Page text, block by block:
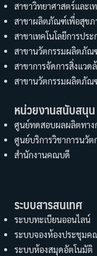
สาขาวิทยาศาสตร์และเ
สาขาผลิตภัณฑ์เพื่อสุขภ
สาขาเทคโนโลยีการปร
สาขานวัตกรรมผลิตภั
สาขาการจัดการสิ่งแว
สาขานวัตกรรมผลิตภั
หน่วยงานสนับสนุน
ศูนย์ทดสอบผลผลิตทา
ศูนย์บริการวิชาการนวัต
สำนักงานคณบดี
ระบบสารสนเทศ
ระบบทะเบียนออนไลน์
ระบบจองห้องประชุมค
ระบบห้องสมุดอัตโนมัติ